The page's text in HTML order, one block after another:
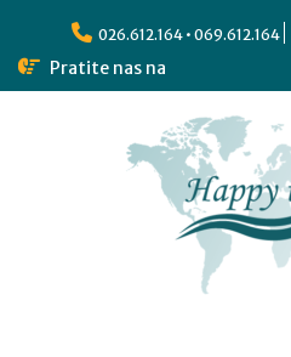
026.612.164 • 069.612.164
Pratite nas na